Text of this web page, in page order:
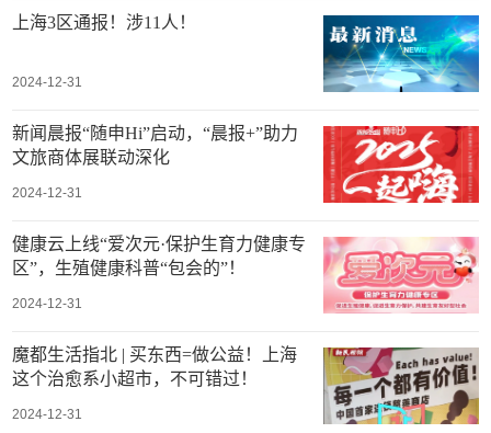
上海3区通报！涉11人！
2024-12-31
新闻晨报“随申Hi”启动，“晨报+”助力
文旅商体展联动深化
2024-12-31
健康云上线“爱次元·保护生育力健康专
区”，生殖健康科普“包会的”！
2024-12-31
魔都生活指北 | 买东西=做公益！上海
这个治愈系小超市，不可错过！
2024-12-31